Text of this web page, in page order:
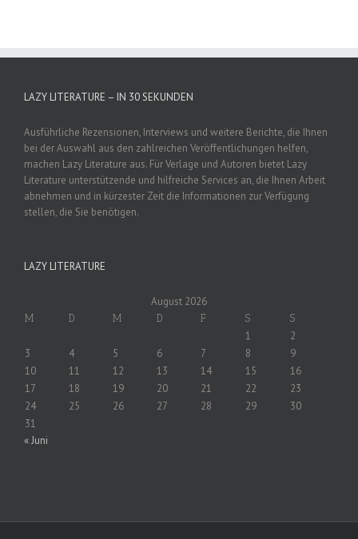
LAZY LITERATURE – IN 30 SEKUNDEN
Ausführliche Rezensionen, Interviews und weitere Berichte, die Ihnen
bei der Auswahl aus den zahlreichen Veröffentlichungen helfen,
machen Lazy Literature aus. Für Verlage und Autoren bietet Lazy
Literature unterstützende und hilfreiche Services an, die Ihnen Arbeit
abnehmen und in kürzester Zeit die Informationen zur Verfügung
stellen, die Sie benötigen.
LAZY LITERATURE
August 2026
M D M D F S S
1
2
3
4 5 6 7 8
9
10
11 12 13 14 15
16
17
18 19 20 21 22
23
24
25 26 27 28 29
30
31
« Juni